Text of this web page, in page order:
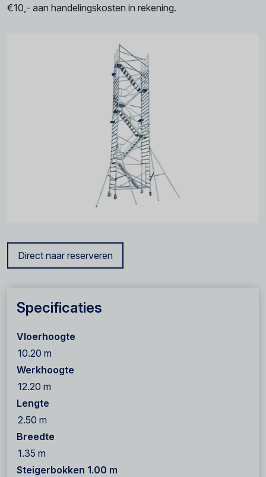
€10,- aan handelingskosten in rekening.
Direct naar reserveren
Specificaties
Vloerhoogte
10.20 m
Werkhoogte
12.20 m
Lengte
2.50 m
Breedte
1.35 m
Steigerbokken 1.00 m